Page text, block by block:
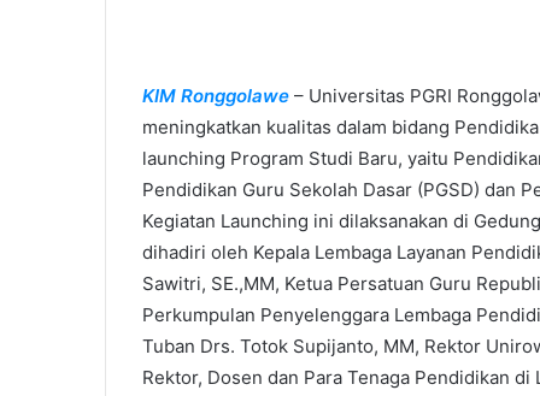
KIM Ronggolawe – Universitas PGRI
meningkatkan kualitas dalam bidang
launching Program Studi Baru, yaitu
Pendidikan Guru Sekolah Dasar (PGSD) dan
Kegiatan Launching ini dilaksanakan di
dihadiri oleh Kepala Lembaga Layanan
Sawitri, SE.,MM, Ketua Persatuan Guru
Perkumpulan Penyelenggara Lembaga
Tuban Drs. Totok Supijanto, MM, Rektor
Rektor, Dosen dan Para Tenaga Pendidikan